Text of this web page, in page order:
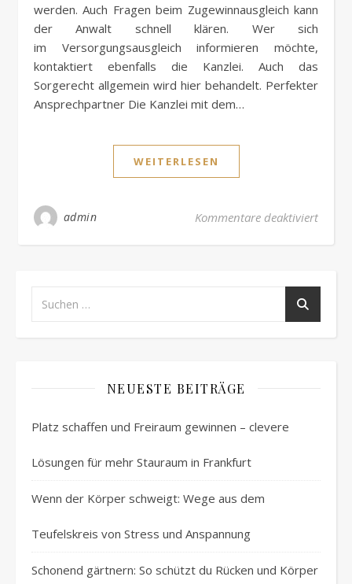
werden. Auch Fragen beim Zugewinnausgleich kann
der Anwalt schnell klären. Wer sich
im Versorgungsausgleich informieren möchte,
kontaktiert ebenfalls die Kanzlei. Auch das
Sorgerecht allgemein wird hier behandelt. Perfekter
Ansprechpartner Die Kanzlei mit dem…
WEITERLESEN
admin Kommentare deaktiviertfür
NEUESTE BEITRÄGE
Platz schaffen und Freiraum gewinnen – clevere
Lösungen für mehr Stauraum in Frankfurt
Wenn der Körper schweigt: Wege aus dem
Teufelskreis von Stress und Anspannung
Schonend gärtnern: So schützt du Rücken und Körper